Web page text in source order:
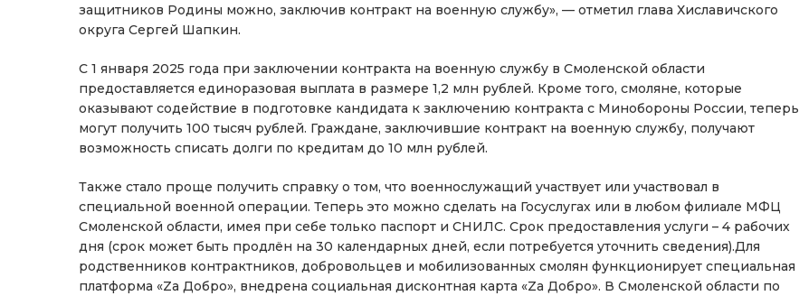
защитников Родины можно, заключив контракт на военную службу», — отметил глава Хиславичского
округа Сергей Шапкин.
С 1 января 2025 года при заключении контракта на военную службу в Смоленской области
предоставляется единоразовая выплата в размере 1,2 млн рублей. Кроме того, смоляне, которые
оказывают содействие в подготовке кандидата к заключению контракта с Минобороны России, теперь
могут получить 100 тысяч рублей. Граждане, заключившие контракт на военную службу, получают
возможность списать долги по кредитам до 10 млн рублей.
Также стало проще получить справку о том, что военнослужащий участвует или участвовал в
специальной военной операции. Теперь это можно сделать на Госуслугах или в любом филиале МФЦ
Смоленской области, имея при себе только паспорт и СНИЛС. Срок предоставления услуги – 4 рабочих
дня (срок может быть продлён на 30 календарных дней, если потребуется уточнить сведения).Для
родственников контрактников, добровольцев и мобилизованных смолян функционирует специальная
платформа «Za Добро», внедрена социальная дисконтная карта «Zа Добро». В Смоленской области по